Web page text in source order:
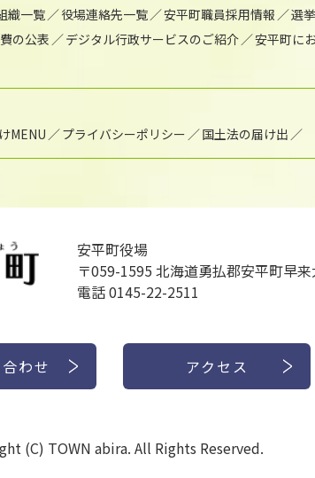
織一覧 役場連絡先一覧 安平町職員採用情報 選
の公表 デジタル行政サービスのご紹介
安平町に
MENU プライバシーポリシー 国土法の届け出
安平町役場
〒059-1595 北海道勇払郡安平町早
電話 0145-22-2511
わせ アクセス
(C) TOWN abira. All Rights Reserved.